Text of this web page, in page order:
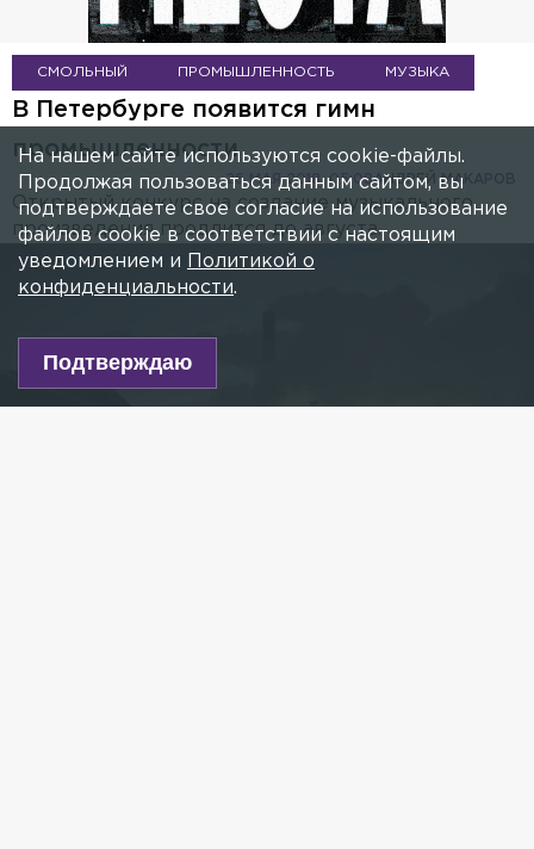
СМОЛЬНЫЙ ПРОМЫШЛЕННОСТЬ МУЗЫКА
В Петербурге появится гимн
промышленности
АНДРЕЙ МАКАРОВ
26 МАЯ 2018, 05:08
Открытый конкурс на создание музыкального
произведения продлится до августа.
На нашем сайте используются cookie-файлы.
Продолжая пользоваться данным сайтом, вы
подтверждаете свое согласие на использование
файлов cookie в соответствии с настоящим
уведомлением и
Политикой о
конфиденциальности.
Подтверждаю